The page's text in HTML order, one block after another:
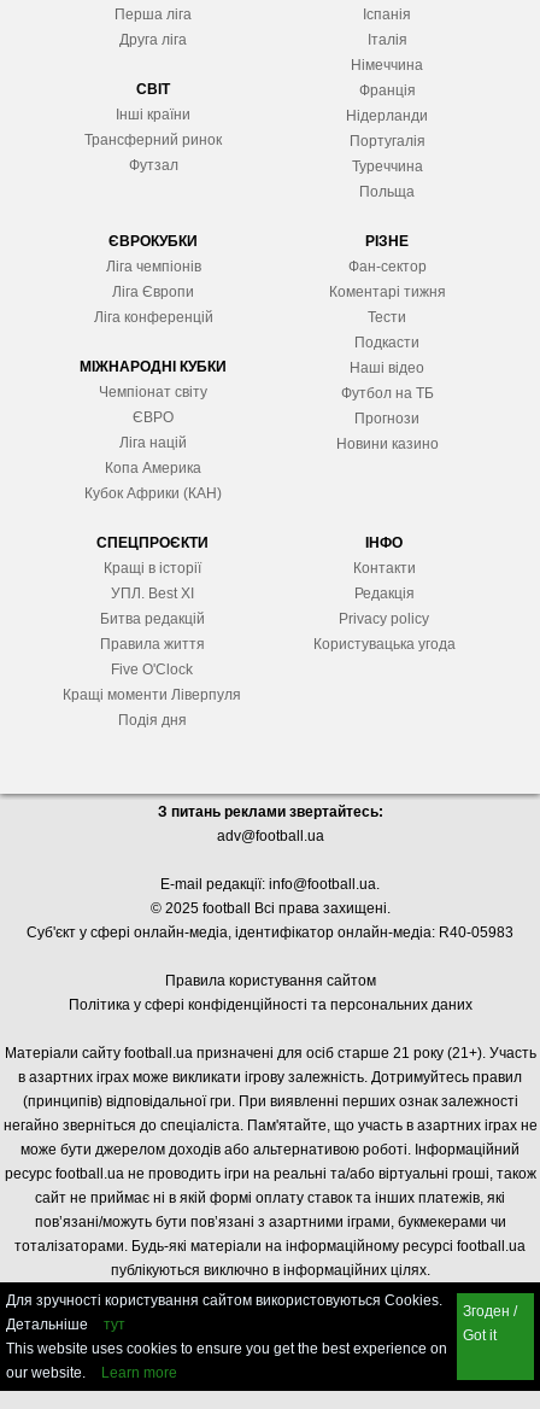
Перша ліга
Друга ліга
СВІТ
Інші країни
Трансферний ринок
Футзал
Іспанія
Італія
Німеччина
Франція
Нідерланди
Португалія
Туреччина
Польща
ЄВРОКУБКИ
Ліга чемпіонів
Ліга Європи
Ліга конференцій
МІЖНАРОДНІ КУБКИ
Чемпіонат світу
ЄВРО
Ліга націй
Копа Америка
Кубок Африки (КАН)
РІЗНЕ
Фан-сектор
Коментарі тижня
Тести
Подкасти
Наші відео
Футбол на ТБ
Прогнози
Новини казино
СПЕЦПРОЄКТИ
Кращі в історії
УПЛ. Best XІ
Битва редакцій
Правила життя
Five O'Clock
Кращі моменти Ліверпуля
Подія дня
ІНФО
Контакти
Редакція
Privacy policy
Користувацька угода
З питань реклами звертайтесь:
adv@football.ua
E-mail редакції: info@football.ua.
© 2025 football Всі права захищені.
Суб'єкт у сфері онлайн-медіа, ідентифікатор онлайн-медіа: R40-05983
Правила користування сайтом
Політика у сфері конфіденційності та персональних даних
Матеріали сайту football.ua призначені для осіб старше 21 року (21+). Участь
в азартних іграх може викликати ігрову залежність. Дотримуйтесь правил
(принципів) відповідальної гри. При виявленні перших ознак залежності
негайно зверніться до спеціаліста. Пам'ятайте, що участь в азартних іграх не
може бути джерелом доходів або альтернативою роботі. Інформаційний
ресурс football.ua не проводить ігри на реальні та/або віртуальні гроші, також
сайт не приймає ні в якій формі оплату ставок та інших платежів, які
пов’язані/можуть бути пов’язані з азартними іграми, букмекерами чи
тоталізаторами. Будь-які матеріали на інформаційному ресурсі football.ua
публікуються виключно в інформаційних цілях.
Для зручності користування сайтом використовуються Cookies.
Детальніше
тут
This website uses cookies to ensure you get the best experience on
our website.
Learn more
Згоден /
Got it